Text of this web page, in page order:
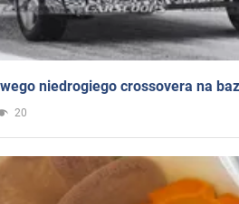
niedrogiego crossovera na
20